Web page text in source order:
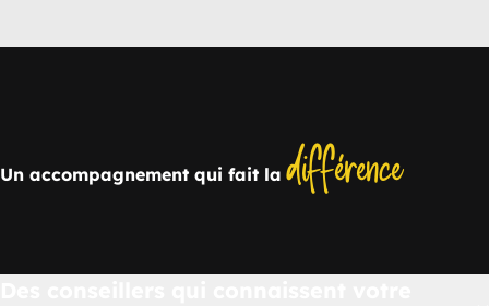
Un accompagnement qui fait ladifférence